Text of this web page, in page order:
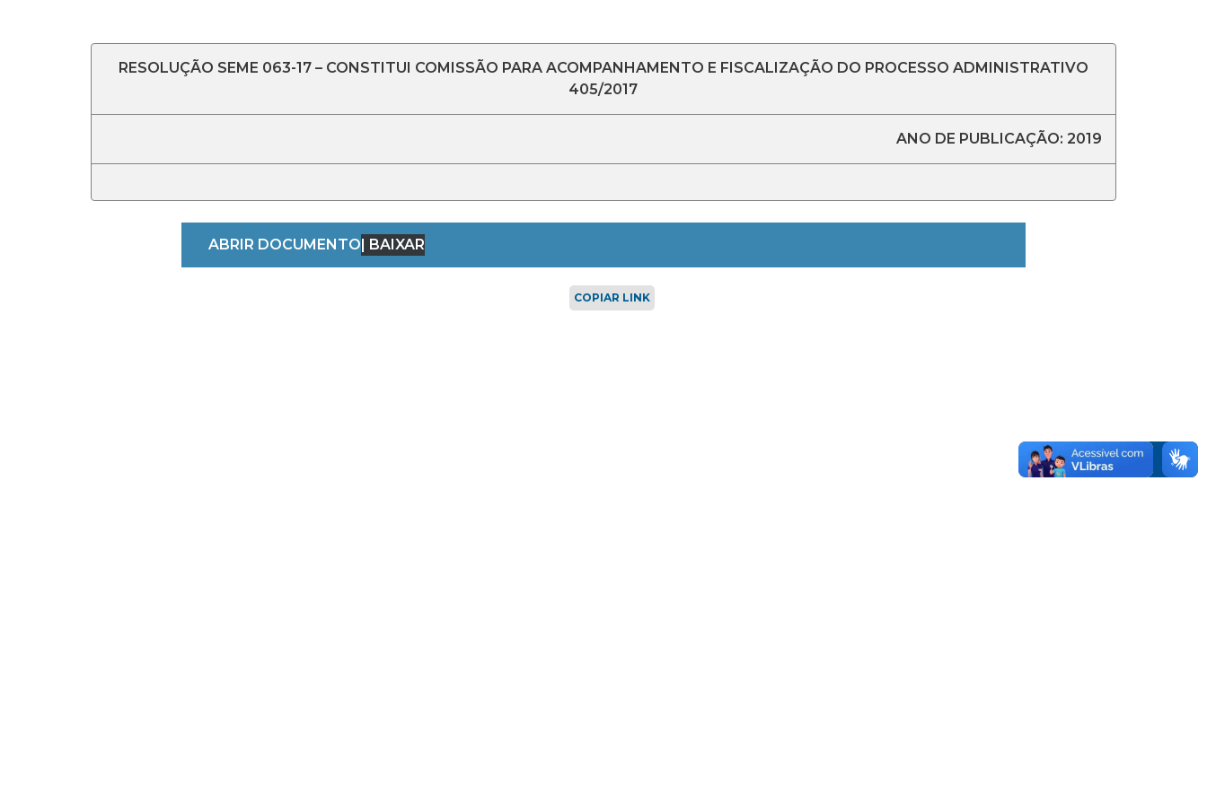
RESOLUÇÃO SEME 063-17 – CONSTITUI COMISSÃO PARA ACOMPANHAMENTO E FISCALIZAÇÃO DO PROCESSO ADMINISTRATIVO
405/2017
ANO DE PUBLICAÇÃO: 2019
ABRIR DOCUMENTO| BAIXAR
COPIAR LINK